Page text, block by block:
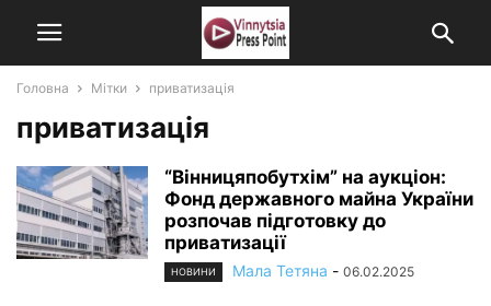
Головна Мітки приватизація
приватизація
“Вінницяпобутхім” на аукціон:
Фонд державного майна України
розпочав підготовку до
приватизації
НОВИНИ Мала Тетяна - 06.02.2025